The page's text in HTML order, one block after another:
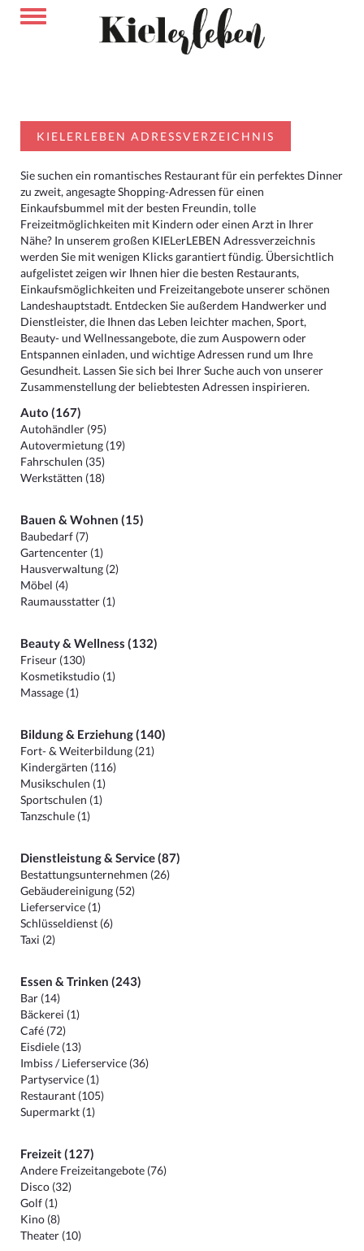
KIELERLEBEN ADRESSVERZEICHNIS
Sie suchen ein romantisches Restaurant für ein perfektes Dinner
zu zweit, angesagte Shopping-Adressen für einen
Einkaufsbummel mit der besten Freundin, tolle
Freizeitmöglichkeiten mit Kindern oder einen Arzt in Ihrer
Nähe? In unserem großen KIELerLEBEN Adressverzeichnis
werden Sie mit wenigen Klicks garantiert fündig. Übersichtlich
aufgelistet zeigen wir Ihnen hier die besten Restaurants,
Einkaufsmöglichkeiten und Freizeitangebote unserer schönen
Landeshauptstadt. Entdecken Sie außerdem Handwerker und
Dienstleister, die Ihnen das Leben leichter machen, Sport,
Beauty- und Wellnessangebote, die zum Auspowern oder
Entspannen einladen, und wichtige Adressen rund um Ihre
Gesundheit. Lassen Sie sich bei Ihrer Suche auch von unserer
Zusammenstellung der beliebtesten Adressen inspirieren.
Auto (167)
Autohändler (95)
Autovermietung (19)
Fahrschulen (35)
Werkstätten (18)
Bauen & Wohnen (15)
Baubedarf (7)
Gartencenter (1)
Hausverwaltung (2)
Möbel (4)
Raumausstatter (1)
Beauty & Wellness (132)
Friseur (130)
Kosmetikstudio (1)
Massage (1)
Bildung & Erziehung (140)
Fort- & Weiterbildung (21)
Kindergärten (116)
Musikschulen (1)
Sportschulen (1)
Tanzschule (1)
Dienstleistung & Service (87)
Bestattungsunternehmen (26)
Gebäudereinigung (52)
Lieferservice (1)
Schlüsseldienst (6)
Taxi (2)
Essen & Trinken (243)
Bar (14)
Bäckerei (1)
Café (72)
Eisdiele (13)
Imbiss / Lieferservice (36)
Partyservice (1)
Restaurant (105)
Supermarkt (1)
Freizeit (127)
Andere Freizeitangebote (76)
Disco (32)
Golf (1)
Kino (8)
Theater (10)